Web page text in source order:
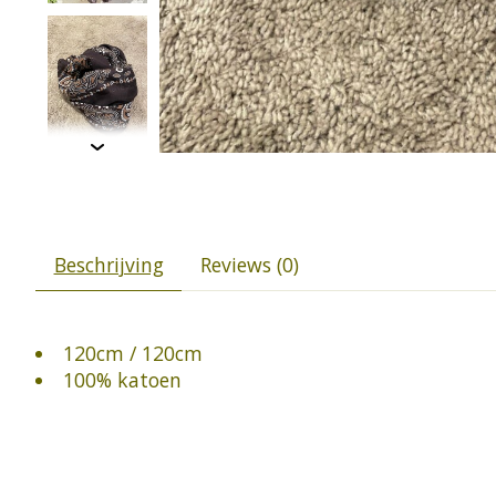
Beschrijving Reviews (0)
120cm / 120cm
100% katoen